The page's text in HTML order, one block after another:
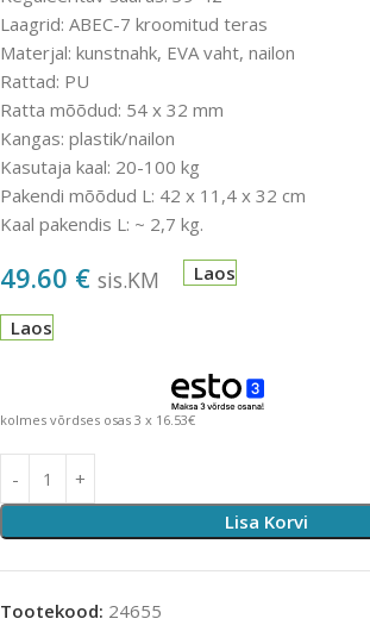
Laagrid: ABEC-7 kroomitud teras
Materjal: kunstnahk, EVA vaht, nailon
Rattad: PU
Ratta mõõdud: 54 x 32 mm
Kangas: plastik/nailon
Kasutaja kaal: 20-100 kg
Pakendi mõõdud L: 42 x 11,4 x 32 cm
Kaal pakendis L: ~ 2,7 kg.
49.60 € sis.KM Laos
Laos
kolmes võrdses osas 3 x 16.53€
Lisa Korvi
Tootekood: 24655